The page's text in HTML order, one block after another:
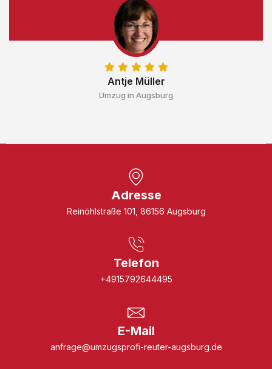
Antje Müller
Umzug in Augsburg
Adresse
Reinöhlstraße 101, 86156 Augsburg
Telefon
+4915792644495
E-Mail
anfrage@umzugsprofi-reuter-augsburg.de